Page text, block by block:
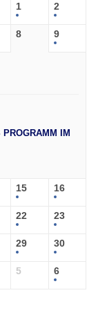
1 2
8 9
PROGRAMM IM
15 16
22 23
29 30
5 6